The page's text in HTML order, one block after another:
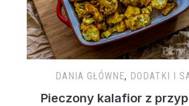
DANIA GŁÓWNE, DODATKI I
Pieczony kalafior z